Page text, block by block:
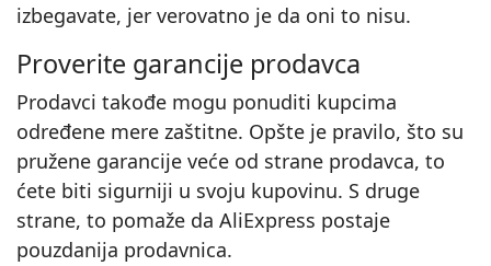
izbegavate, jer verovatno je da oni to nisu.
Proverite garancije prodavca
Prodavci takođe mogu ponuditi kupcima
određene mere zaštitne. Opšte je pravilo, što su
pružene garancije veće od strane prodavca, to
ćete biti sigurniji u svoju kupovinu. S druge
strane, to pomaže da AliExpress postaje
pouzdanija prodavnica.